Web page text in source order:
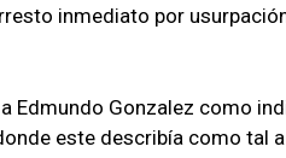
inmediato por
Edmundo Gonzalez como
este describía como tal